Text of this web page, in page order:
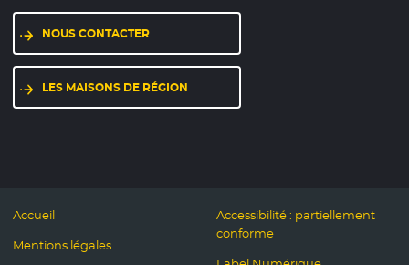
NOUS CONTACTER
LES MAISONS DE RÉGION
Accueil
Mentions légales
Accessibilité : partiellement
conforme